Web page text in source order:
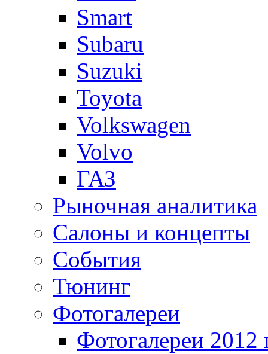
Smart
Subaru
Suzuki
Toyota
Volkswagen
Volvo
ГАЗ
Рыночная аналитика
Салоны и концепты
События
Тюнинг
Фотогалереи
Фотогалереи 2012